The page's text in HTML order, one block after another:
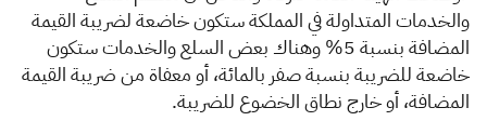
والخدمات المتداولة في المملكة ستكون خاضعة لضريبة القيمة
المضافة بنسبة 5% وهناك بعض السلع والخدمات ستكون
خاضعة للضريبة بنسبة صفر بالمائة، أو معفاة من ضريبة القيمة
المضافة، أو خارج نطاق الخضوع للضريبة.